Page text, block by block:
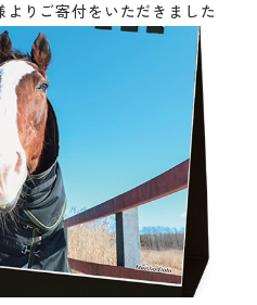
りご寄付をいただきました